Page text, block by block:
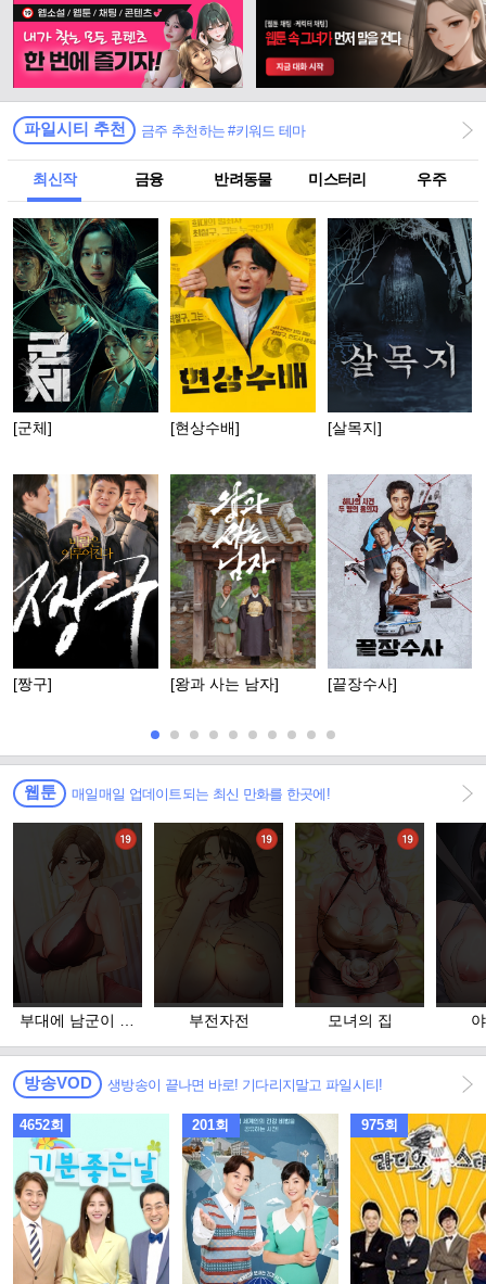
파일시티 추천 금주 추천하는 #키워드 테마
최신작 금융 반려동물 미스터리 우주
[군체] [현상수배] [살목지]
[짱구] [왕과 사는 남자] [끝장수사]
웹툰 매일매일 업데이트되는 최신 만화를 한곳에!
부대에 남군이 나
부전자전 모녀의 집
방송VOD 생방송이 끝나면 바로! 기다리지말고 파일시티!
4652회 201회 975회